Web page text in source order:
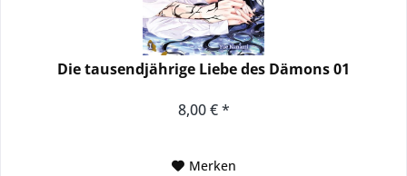
Die tausendjährige Liebe des Dämons 01
8,00 € *
Merken